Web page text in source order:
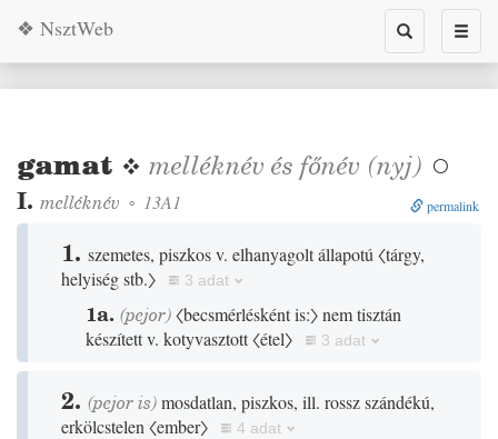
Toggle
search
❖ NsztWeb
gamat ❖ melléknév és főnév (nyj) 
permalink
I. melléknév ◦ 13A1
1. szemetes, piszkos v. elhanyagolt állapotú 〈tárgy,
helyiség stb.〉
3 adat
1a. (pejor)〈becsmérlésként is:〉nem tisztán
készített v. kotyvasztott〈étel〉 3 adat
2. (pejoris)mosdatlan, piszkos, ill. rossz szándékú,
erkölcstelen 〈ember〉 4 adat